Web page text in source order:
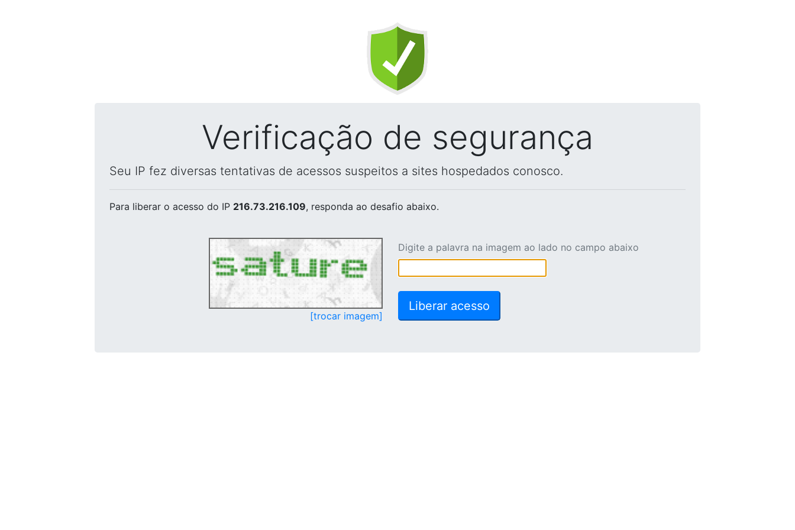
Verificação de segurança
Seu IP fez diversas tentativas de acessos suspeitos a sites hospedados conosco.
Para liberar o acesso do IP 216.73.216.109, responda ao desafio abaixo.
[trocar imagem]
Digite a palavra na imagem ao lado no campo abaixo